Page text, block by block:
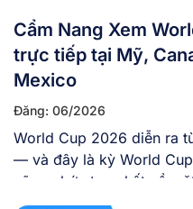
Cẩm Nang Xem
trực tiếp tại Mỹ,
Mexico
Đăng: 06/2026
World Cup 2026 diễn ra
— và đây là kỳ World
cũng phức tạp nhất về
lịch sử giải đấu với 48 đội